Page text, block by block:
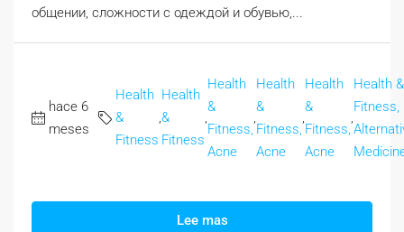
общении, сложности с одеждой и обувью,...
hace 6
meses
Health
&
Fitness
,
Health
&
Fitness
,
Health
&
Fitness,
Acne
,
Health
&
Fitness,
Acne
,
Health
&
Fitness,
Acne
,
Health &
Fitness,
Lee mas